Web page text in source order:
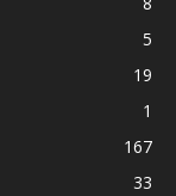
5
19
1
167
33